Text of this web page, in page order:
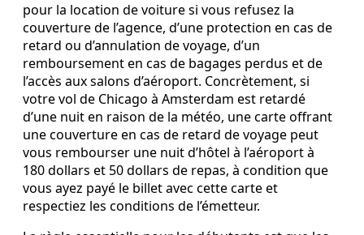
pour la location de voiture si vous refusez la
couverture de l’agence, d’une protection en cas de
retard ou d’annulation de voyage, d’un
remboursement en cas de bagages perdus et de
l’accès aux salons d’aéroport. Concrètement, si
votre vol de Chicago à Amsterdam est retardé
d’une nuit en raison de la météo, une carte offrant
une couverture en cas de retard de voyage peut
vous rembourser une nuit d’hôtel à l’aéroport à
180 dollars et 50 dollars de repas, à condition que
vous ayez payé le billet avec cette carte et
respectiez les conditions de l’émetteur.